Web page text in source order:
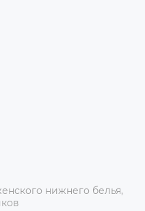
нижнего белья,